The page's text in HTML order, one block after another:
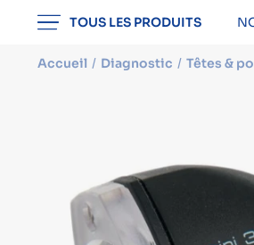
TOUS LES PRODUITS
Accueil Diagnostic Têtes &